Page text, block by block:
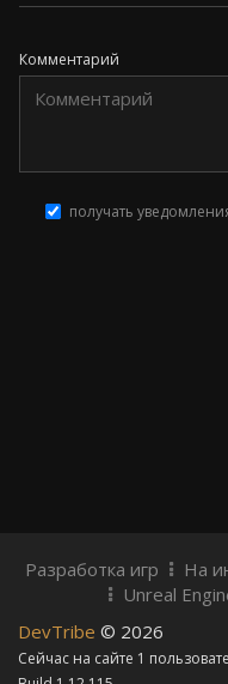
Комментарий
получать
Разработка игр На
Unreal
DevTribe © 2026
Сейчас на сайте 1